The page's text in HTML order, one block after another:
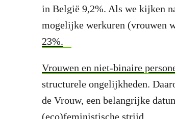
in België 9,2%. Als we kijken
mogelijke werkuren (vrouwen
23%.
Vrouwen en niet-binaire
structurele ongelijkheden.
de Vrouw, een belangrijke
(eco)feministische strijd.